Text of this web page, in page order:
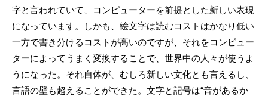
字と言われていて、コンピューターを前提とした新しい表現
になっています。しかも、絵文字は読むコストはかなり低い
一方で書き分けるコストが高いのですが、それをコンピュー
ターによってうまく変換することで、世界中の人々が使うよ
うになった。それ自体が、むしろ新しい文化とも言えるし、
言語の壁も超えることができた。文字と記号は“音があるか